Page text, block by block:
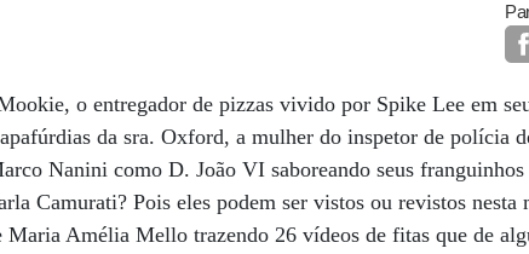
o entregador de pizzas vivido por Spike Lee em
da sra. Oxford, a mulher do inspetor de polícia
Nanini como D. João VI saboreando seus franguinhos
Camurati? Pois eles podem ser vistos ou revistos nesta
Maria Amélia Mello trazendo 26 vídeos de fitas que de